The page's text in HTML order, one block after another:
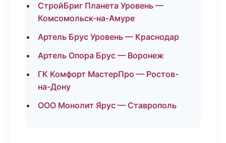
СтройБриг Планета Уровень —
Комсомольск-на-Амуре
Артель Брус Уровень — Краснодар
Артель Опора Брус — Воронеж
ГК Комфорт МастерПро — Ростов-
на-Дону
ООО Монолит Ярус — Ставрополь